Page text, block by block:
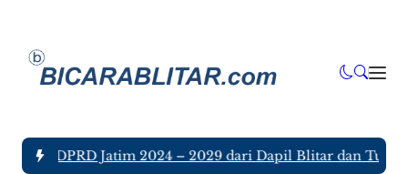
DPRD Jatim 2024 – 2029 dari Dapil Blitar dan